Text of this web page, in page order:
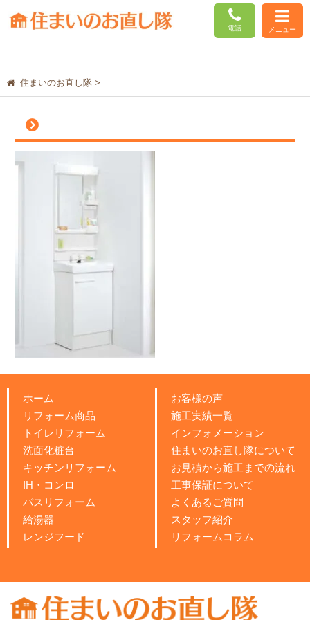
電話 メニュー
住まいのお直し隊>
ホーム
リフォーム商品
トイレリフォーム
洗面化粧台
キッチンリフォーム
IH・コンロ
バスリフォーム
給湯器
レンジフード
お客様の声
施工実績一覧
インフォメーション
住まいのお直し隊について
お見積から施工までの流れ
工事保証について
よくあるご質問
スタッフ紹介
リフォームコラム